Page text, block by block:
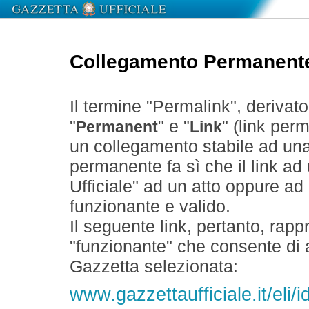
Collegamento
Il termine "Permalink",
" Permanent" e " Link" (link
un collegamento stabile ad
permanente fa sì che il link
Ufficiale" ad un atto oppure
funzionante e valido.
Il seguente link, pertanto,
"funzionante" che consente
Gazzetta selezionata:
www.gazzettaufficiale.it/eli/